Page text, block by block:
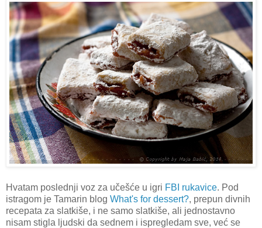
Hvatam poslednji voz za učešće u igri FBI rukavice. Pod
istragom je Tamarin blog What's for dessert?, prepun divnih
recepata za slatkiše, i ne samo slatkiše, ali jednostavno
nisam stigla ljudski da sednem i ispregledam sve, već se